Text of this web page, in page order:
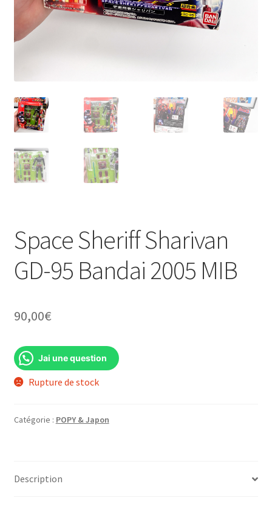
Space Sheriff Sharivan
GD-95 Bandai 2005 MIB
90,00€
Jai une question
Rupture de stock
Catégorie : POPY & Japon
Description